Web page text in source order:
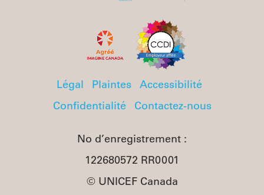
Légal Plaintes
Accessibilité
Confidentialité
Contactez-nous
No d’enregistrement :
122680572 RR0001
© UNICEF Canada